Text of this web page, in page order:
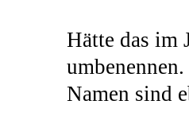
Hätte das im
umbenennen.
Namen sind